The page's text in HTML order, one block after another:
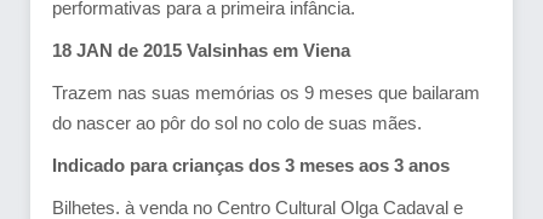
performativas para a primeira infância.
18 JAN de 2015 Valsinhas em Viena
Trazem nas suas memórias os 9 meses que bailaram
do nascer ao pôr do sol no colo de suas mães.
Indicado para crianças dos 3 meses aos 3 anos
Bilhetes. à venda no Centro Cultural Olga Cadaval e